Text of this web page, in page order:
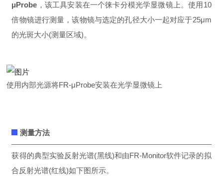
μProbe ，该工具安装在一个徕卡分模光学显微镜上。使用10
倍物镜进行测量，该物镜与选定的孔径大小一起对应于25μm
的光斑大小(测量区域)。
使用内部光源将FR-μProbe安装在光学显微镜上
测量方法
获得的典型实验反射光谱(黑线)和由FR-Monitor软件记录的拟
合反射光谱(红线)如下图所示。